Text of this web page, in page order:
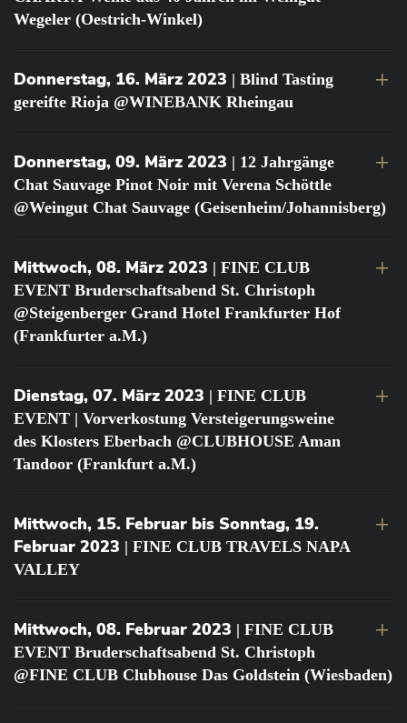
Wegeler (Oestrich-Winkel)
Donnerstag, 16. März 2023 | Blind Tasting
gereifte Rioja @WINEBANK Rheingau
Donnerstag, 09. März 2023 | 12 Jahrgänge
Chat Sauvage Pinot Noir mit Verena Schöttle
@Weingut Chat Sauvage (Geisenheim/Johannisberg)
Mittwoch, 08. März 2023 | FINE CLUB
EVENT Bruderschaftsabend St. Christoph
@Steigenberger Grand Hotel Frankfurter Hof
(Frankfurter a.M.)
Dienstag, 07. März 2023 | FINE CLUB
EVENT | Vorverkostung Versteigerungsweine
des Klosters Eberbach @CLUBHOUSE Aman
Tandoor (Frankfurt a.M.)
Mittwoch, 15. Februar bis Sonntag, 19.
Februar 2023 | FINE CLUB TRAVELS NAPA
VALLEY
Mittwoch, 08. Februar 2023 | FINE CLUB
EVENT Bruderschaftsabend St. Christoph
@FINE CLUB Clubhouse Das Goldstein (Wiesbaden)